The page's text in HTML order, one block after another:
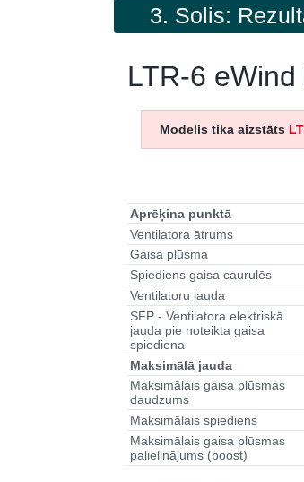
3. Solis:
LTR-6 eWind
Modelis tika aizstāts
Aprēķina punktā
Ventilatora ātrums
Gaisa plūsma
Spiediens gaisa caurulēs
Ventilatoru jauda
SFP - Ventilatora elektriskā
jauda pie noteikta gaisa
spiediena
Maksimālā jauda
Maksimālais gaisa plūsmas
daudzums
Maksimālais spiediens
Maksimālais gaisa plūsmas
palielinājums (boost)